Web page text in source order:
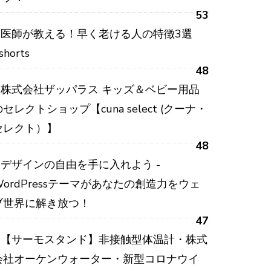
53
医師が教える！早く老ける人の特徴3選
48
株式会社ザッパラス キッズ＆ベビー用品
セレクトショップ【cuna select (クーナ・
クト）】
48
デザインの自由を手に入れよう -
テーマがあなたの創造力をウェ
世界に解き放つ！
47
【サーモスタンド】非接触型体温計・株式
社オーケンウォーター・新型コロナウイ